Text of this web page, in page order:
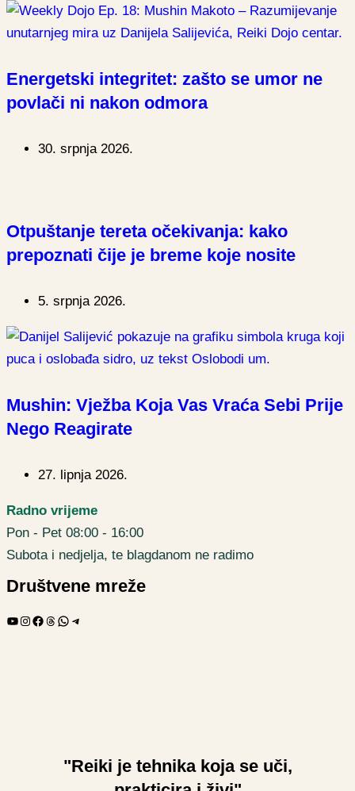
Energetski integritet: zašto se umor ne
povlači ni nakon odmora
30. srpnja 2026.
Otpuštanje tereta očekivanja: kako
prepoznati čije je breme koje nosite
5. srpnja 2026.
Mushin: Vježba Koja Vas Vraća Sebi Prije
Nego Reagirate
27. lipnja 2026.
Radno vrijeme
Pon - Pet 08:00 - 16:00
Subota i nedjelja, te blagdanom ne radimo
Društvene mreže
YouTube
Instagram
Facebook
Threads
WhatsApp
Telegram
"Reiki je tehnika koja se uči,